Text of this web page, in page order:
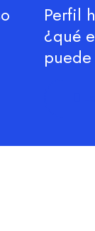
Perfil
¿qué